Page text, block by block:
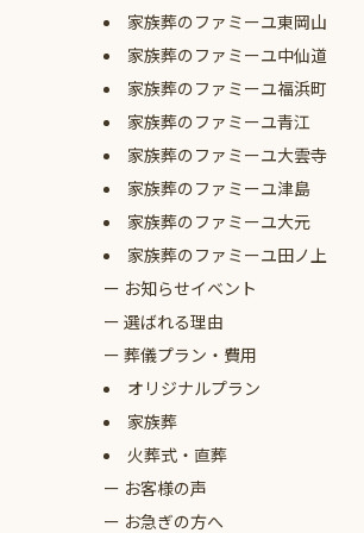
家族葬のファミーユ東岡山
家族葬のファミーユ中仙道
家族葬のファミーユ福浜町
家族葬のファミーユ青江
家族葬のファミーユ大雲寺
家族葬のファミーユ津島
家族葬のファミーユ大元
家族葬のファミーユ田ノ上
お知らせイベント
選ばれる理由
葬儀プラン・費用
オリジナルプラン
家族葬
火葬式・直葬
お客様の声
お急ぎの方へ